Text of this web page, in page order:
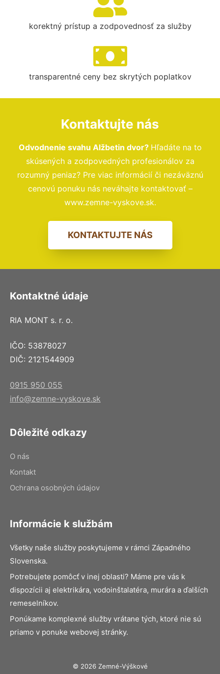
korektný prístup a zodpovednosť za služby
transparentné ceny bez skrytých poplatkov
Kontaktujte nás
Odvodnenie svahu Alžbetin dvor? Hľadáte na to
skúsených a zodpovedných profesionálov za
rozumný peniaz? Pre viac informácií či nezáväznú
cenovú ponuku nás neváhajte kontaktovať –
www.zemne-vyskove.sk.
KONTAKTUJTE NÁS
Kontaktné údaje
RIA MONT s. r. o.
IČO: 53878027
DIČ: 2121544909
0915 950 055
info@zemne-vyskove.sk
Dôležité odkazy
O nás
Kontakt
Ochrana osobných údajov
Informácie k službám
Všetky naše služby poskytujeme v rámci Západného
Slovenska.
Potrebujete pomôcť v inej oblasti? Máme pre vás k
dispozícii aj elektrikára, vodoinštalatéra, murára a ďalších
remeselníkov.
Ponúkame komplexné služby vrátane tých, ktoré nie sú
priamo v ponuke webovej stránky.
© 2026 Zemné-Výškové